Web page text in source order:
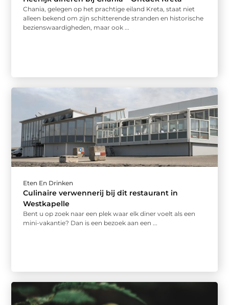
Chania, gelegen op het prachtige eiland Kreta, staat niet
alleen bekend om zijn schitterende stranden en historische
bezienswaardigheden, maar ook ...
Eten En Drinken
Culinaire verwennerij bij dit restaurant in
Westkapelle
Bent u op zoek naar een plek waar elk diner voelt als een
mini-vakantie? Dan is een bezoek aan een ...